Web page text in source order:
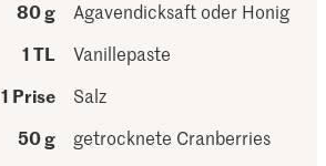
80 g
Agavendicksaft oder Honig
1 TL
Vanillepaste
1 Prise
Salz
50 g
getrocknete Cranberries